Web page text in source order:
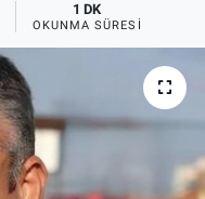
1 DK
OKUNMA SÜRESI